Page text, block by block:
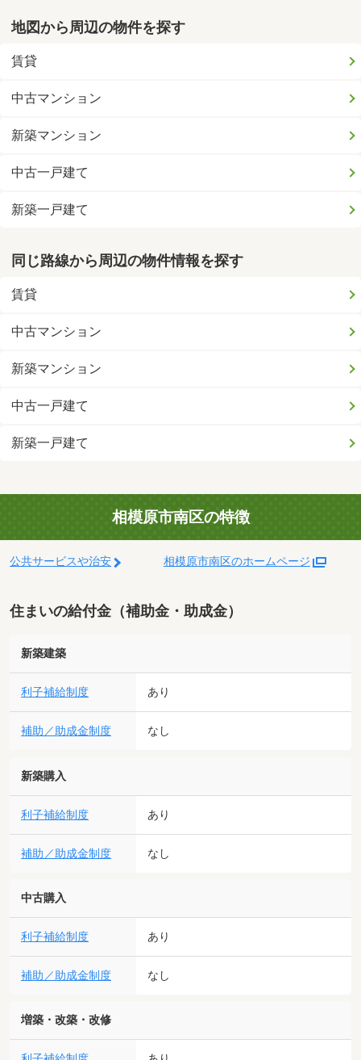
地図から周辺の物件を探す
賃貸
中古マンション
新築マンション
中古一戸建て
新築一戸建て
同じ路線から周辺の物件情報を探す
賃貸
中古マンション
新築マンション
中古一戸建て
新築一戸建て
相模原市南区の特徴
公共サービスや治安 相模原市南区のホームページ
住まいの給付金（補助金・助成金）
新築建築
利子補給制度 あり
補助／助成金制度 なし
新築購入
利子補給制度 あり
補助／助成金制度 なし
中古購入
利子補給制度 あり
補助／助成金制度 なし
増築・改築・改修